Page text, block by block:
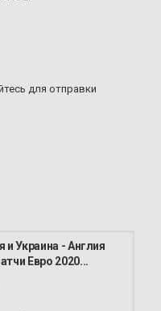
для отправки
и Украина - Англия
Евро 2020...